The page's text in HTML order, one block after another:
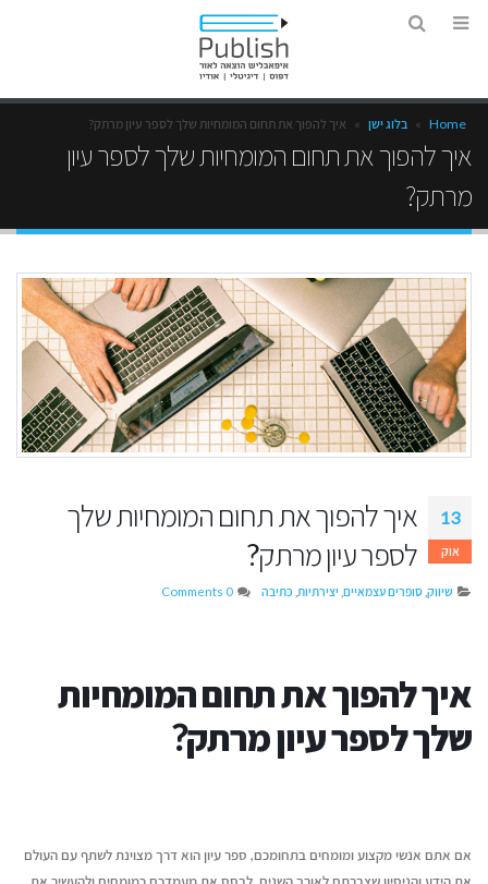
Home
» בלוג ישן » איך להפוך את תחום המומחיות שלך לספר עיון מרתק?
איך להפוך את תחום המומחיות שלך לספר עיון
מרתק?
13
אוק
איך להפוך את תחום המומחיות שלך
לספר עיון מרתק?
שיווק, סופרים עצמאיים, יצירתיות כתיבה 0 Comments
איך להפוך את תחום המומחיות
שלך לספר עיון מרתק?
אם אתם אנשי מקצוע ומומחים בתחומכם, ספר עיון הוא דרך מצוינת לשתף עם העולם
את הידע והניסיון שצברתם לאורך השנים, לבסס את מעמדכם כמומחים ולהעשיר את
ליצירת זוגיות מאושרת
איך לשמור על קול
כשמשתמשים בבינה